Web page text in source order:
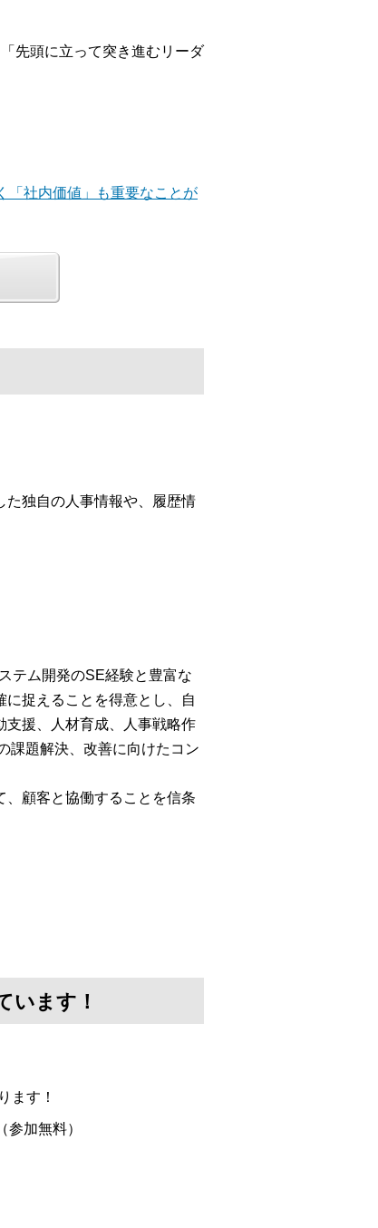
先頭に立って突き進むリーダ
「社内価値」も重要なことが
た独自の人事情報や、履歴情
テム開発のSE経験と豊富な
捉えることを得意とし、自
支援、人材育成、人事戦略作
課題解決、改善に向けたコン
、顧客と協働することを信条
います！
ます！
加無料）